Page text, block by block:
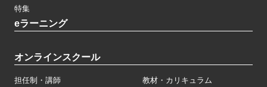
特集
eラーニング
オンラインスクール
担任制・講師 教材・カリキュラム